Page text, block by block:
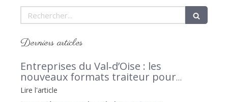
Rechercher
Derniers articles
Entreprises du Val‑d’Oise : les
nouveaux formats traiteur pour
séminaires et afterworks, avec Le Petit
Traiteur 95 en lumière
Lire l'article